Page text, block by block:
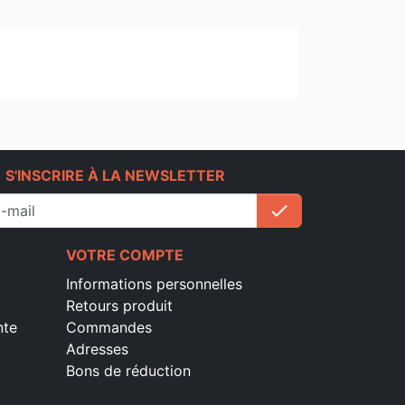
S'INSCRIRE À LA NEWSLETTER
check
VOTRE COMPTE
Informations personnelles
Retours produit
Commandes
Adresses
Bons de réduction